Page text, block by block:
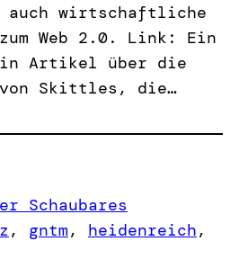
auch wirtschaftliche
Web 2.0. Link: Ein
Artikel über die
von Skittles, die…
Schaubares
, gntm, heidenreich